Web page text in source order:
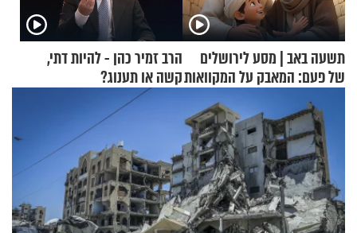
תשעה באב | מסע לירושלים
של פעם: המאבק על המקוואות
הרב זמיר כהן - להיות דתי,
קשה או תענוג?